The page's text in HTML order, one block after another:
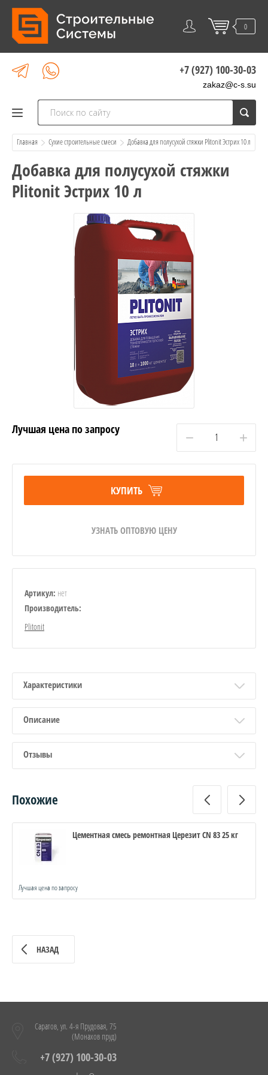
0
+7 (927) 100-30-03
zakaz@c-s.su
Главная Сухие строительные смеси
  Добавка для полусухой стяжки Plitonit Эстрих 10 л
Добавка для полусухой стяжки
Plitonit Эстрих 10 л
Лучшая цена по запросу
− +
КУПИТЬ
УЗНАТЬ ОПТОВУЮ ЦЕНУ
Артикул: нет
Производитель:
Plitonit
Характеристики
Описание
Отзывы
Похожие
Цементная смесь ремонтная Церезит CN 83 25 кг
Лучшая цена по запросу
НАЗАД
Саратов, ул. 4-я Прудовая, 75
(Монахов пруд)
+7 (927) 100-30-03